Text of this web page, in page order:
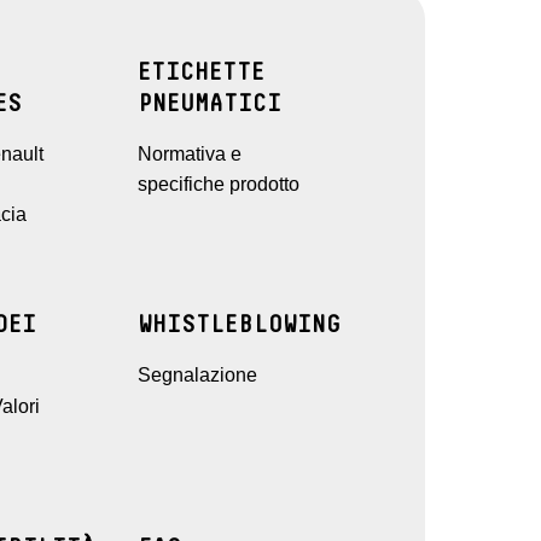
ETICHETTE
PNEUMATICI
Normativa e
specifiche prodotto
WHISTLEBLOWING
Segnalazione